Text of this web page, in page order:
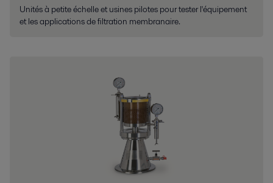
Unités à petite échelle et usines pilotes pour tester l'équipement
et les applications de filtration membranaire.